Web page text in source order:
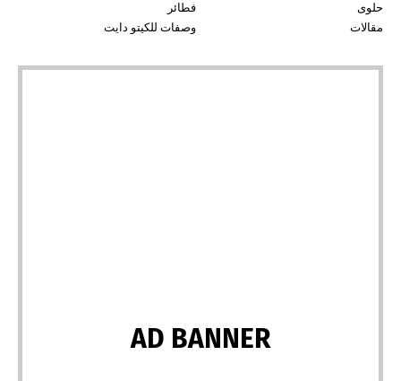
فطائر
حلوى
وصفات للكيتو دايت
مقالات
AD BANNER